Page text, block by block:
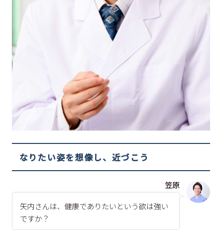
なりたい姿を想像し、近づこう
笠原
矢内さんは、健康でありたいという欲は強い
ですか？